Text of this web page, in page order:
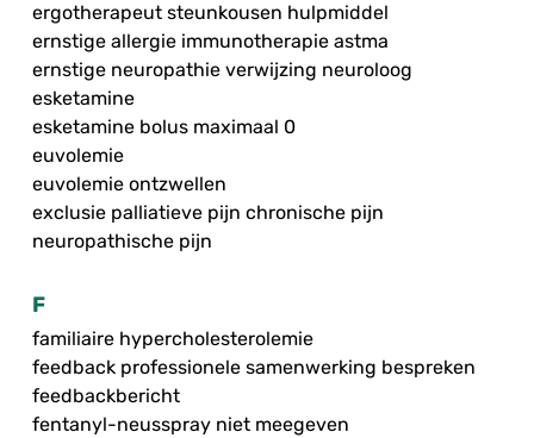
ergotherapeut steunkousen hulpmiddel
ernstige allergie immunotherapie astma
ernstige neuropathie verwijzing neuroloog
esketamine
esketamine bolus maximaal 0
euvolemie
euvolemie ontzwellen
exclusie palliatieve pijn chronische pijn
neuropathische pijn
F
familiaire hypercholesterolemie
feedback professionele samenwerking bespreken
feedbackbericht
fentanyl-neusspray niet meegeven